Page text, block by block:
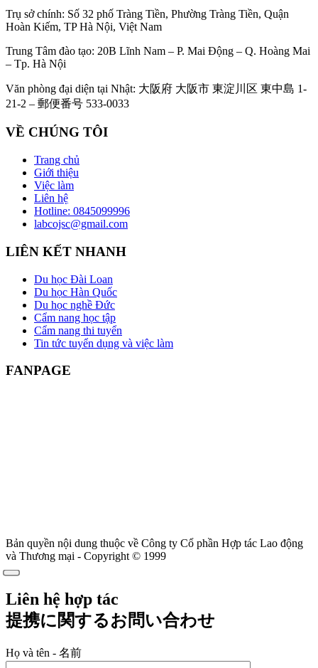
Trụ sở chính: Số 32 phố Tràng Tiền, Phường Tràng Tiền, Quận
Hoàn Kiếm, TP Hà Nội, Việt Nam
Trung Tâm đào tạo: 20B Lĩnh Nam – P. Mai Động – Q. Hoàng Mai
– Tp. Hà Nội
Văn phòng đại diện tại Nhật: 大阪府 大阪市 東淀川区 東中島 1-
21-2 – 郵便番号 533-0033
VỀ CHÚNG TÔI
Trang chủ
Giới thiệu
Việc làm
Liên hệ
Hotline: 0845099996
labcojsc@gmail.com
LIÊN KẾT NHANH
Du học Đài Loan
Du học Hàn Quốc
Du học nghề Đức
Cẩm nang học tập
Cẩm nang thi tuyển
Tin tức tuyển dụng và việc làm
FANPAGE
Bản quyền nội dung thuộc về Công ty Cổ phần Hợp tác Lao động
và Thương mại - Copyright © 1999
Liên hệ hợp tác
提携に関するお問い合わせ
Họ và tên - 名前